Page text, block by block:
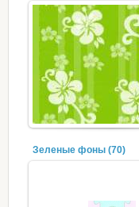
Зеленые фоны (70)